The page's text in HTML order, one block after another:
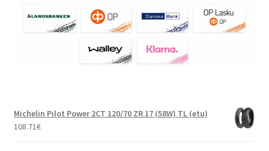
Michelin Pilot Power 2CT 120/70 ZR 17 (58W) TL (etu)
108.71€